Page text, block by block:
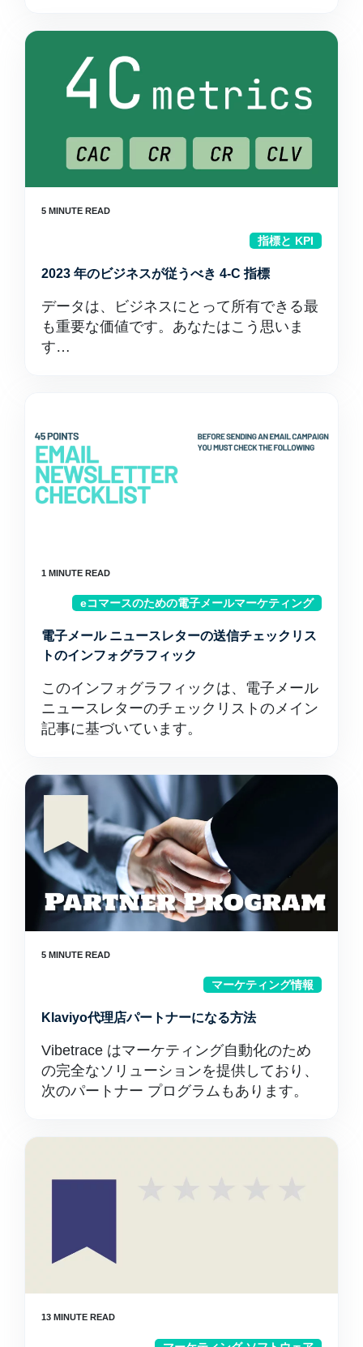
指標と KPI
2023 年のビジネスが従うべき 4-C 指標
データは、ビジネスにとって所有できる最
も重要な価値です。あなたはこう思いま
す…
eコマースのための電子メールマーケティング
電子メール ニュースレターの送信チェックリス
トのインフォグラフィック
このインフォグラフィックは、電子メール
ニュースレターのチェックリストのメイン
記事に基づいています。
マーケティング情報
Klaviyo代理店パートナーになる方法
Vibetrace はマーケティング自動化のため
の完全なソリューションを提供しており、
次のパートナー プログラムもあります。